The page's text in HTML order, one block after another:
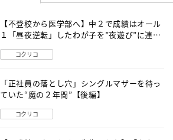
【不登校から医学部へ】中２で成績はオール
１「昼夜逆転」したわが子を”夜遊び”に連れ
コクリコ
「正社員の落とし穴」シングルマザーを待っ
ていた“魔の２年間”【後編】
コクリコ